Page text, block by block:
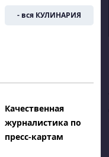
- вся КУЛИНАРИЯ
Качественная
журналистика по
пресс-картам